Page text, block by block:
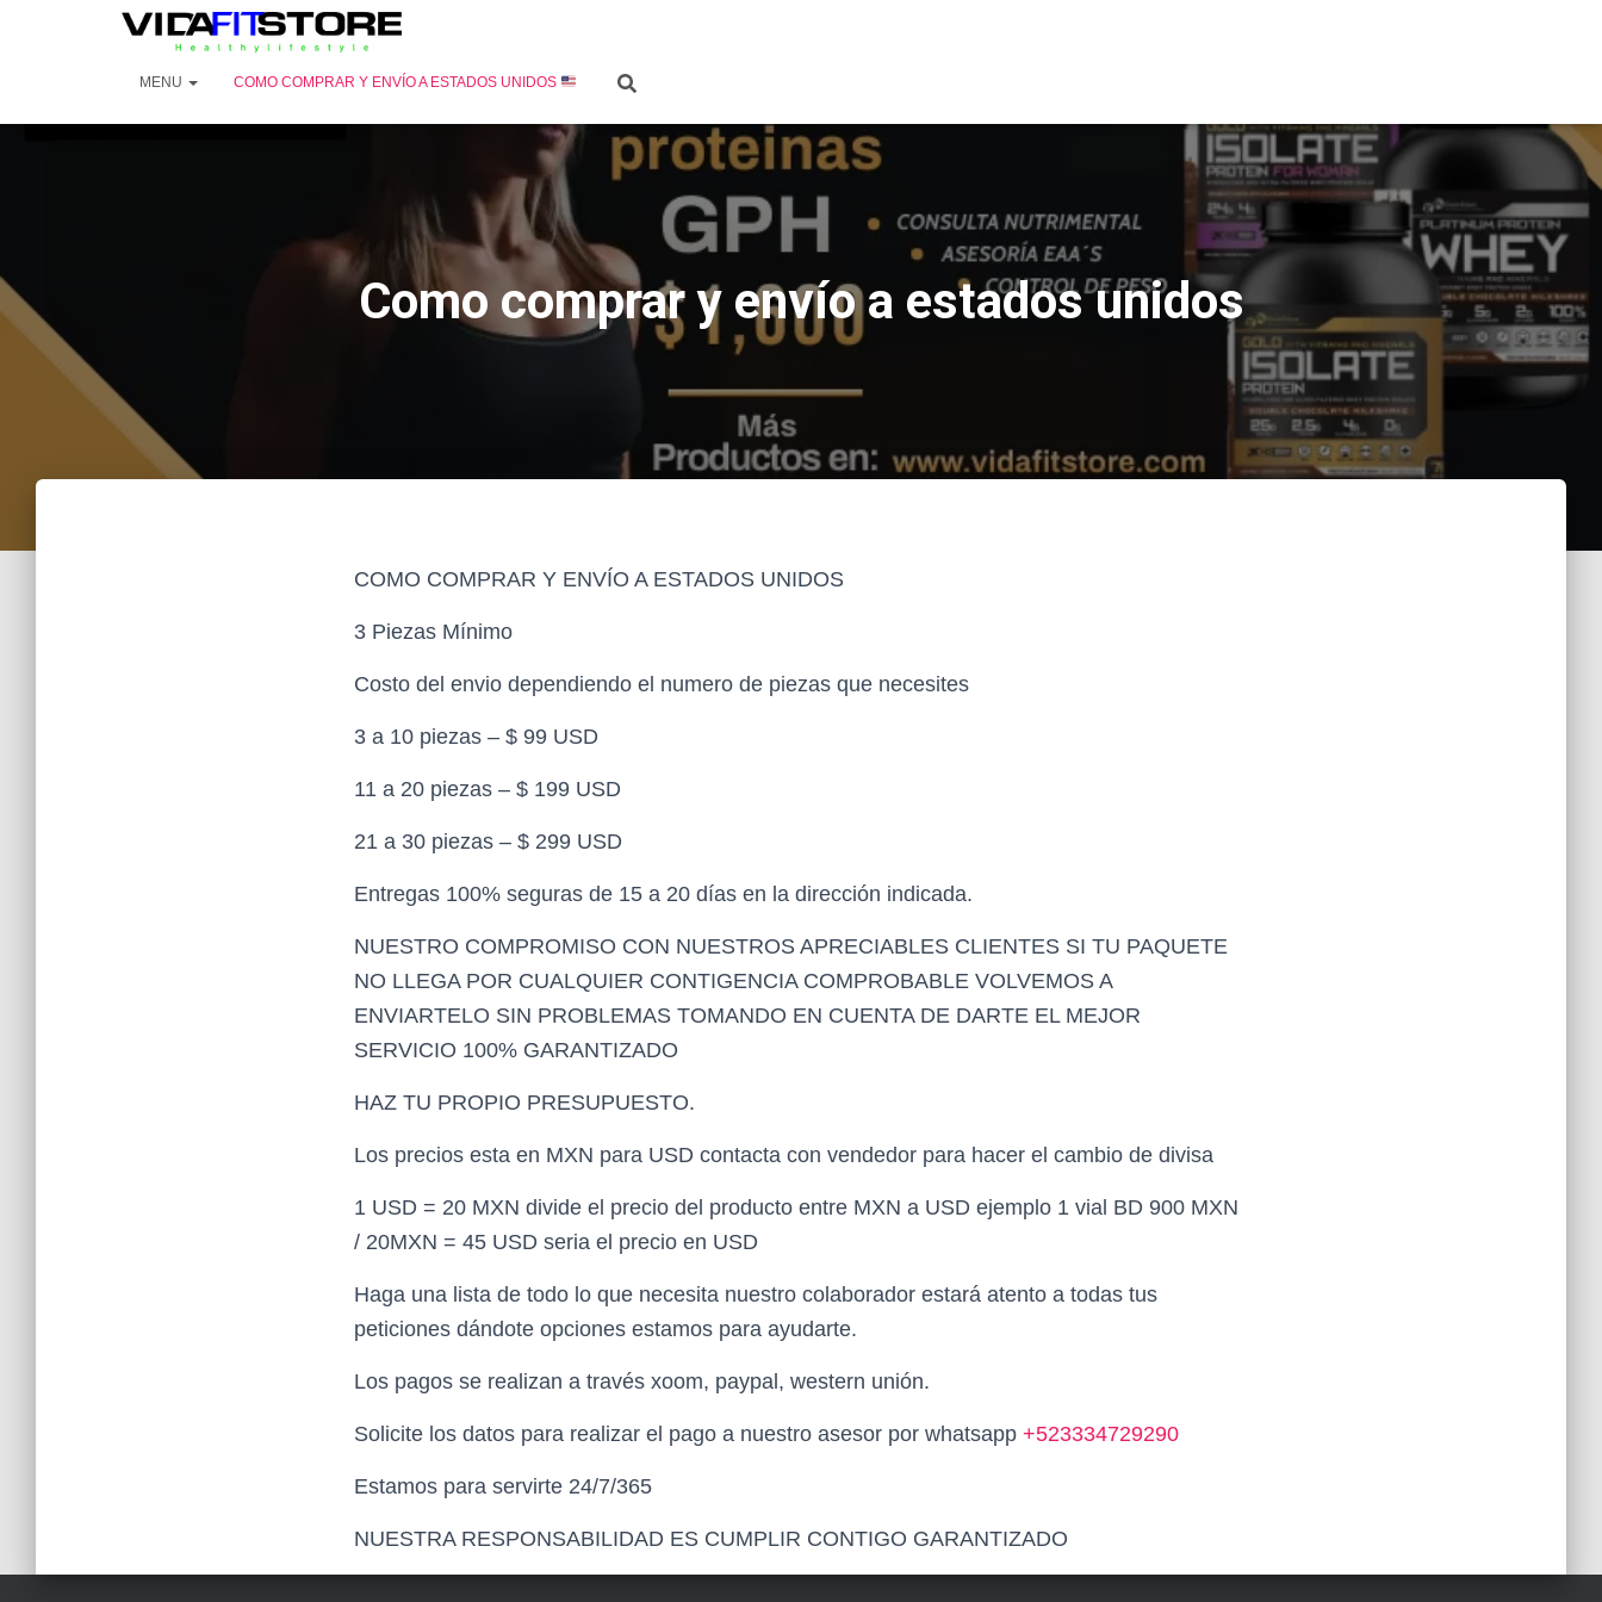
MENU COMO COMPRAR Y ENVÍO A ESTADOS UNIDOS
Como comprar y envío a estados unidos
COMO COMPRAR Y ENVÍO A ESTADOS UNIDOS
3 Piezas Mínimo
Costo del envio dependiendo el numero de piezas que necesites
3 a 10 piezas – $ 99 USD
11 a 20 piezas – $ 199 USD
21 a 30 piezas – $ 299 USD
Entregas 100% seguras de 15 a 20 días en la dirección indicada.
NUESTRO COMPROMISO CON NUESTROS APRECIABLES CLIENTES SI TU PAQUETE
NO LLEGA POR CUALQUIER CONTIGENCIA COMPROBABLE VOLVEMOS A
ENVIARTELO SIN PROBLEMAS TOMANDO EN CUENTA DE DARTE EL MEJOR
SERVICIO 100% GARANTIZADO
HAZ TU PROPIO PRESUPUESTO.
Los precios esta en MXN para USD contacta con vendedor para hacer el cambio de divisa
1 USD = 20 MXN divide el precio del producto entre MXN a USD ejemplo 1 vial BD 900 MXN
/ 20MXN = 45 USD seria el precio en USD
Haga una lista de todo lo que necesita nuestro colaborador estará atento a todas tus
peticiones dándote opciones estamos para ayudarte.
Los pagos se realizan a través xoom, paypal, western unión.
Solicite los datos para realizar el pago a nuestro asesor por whatsapp +523334729290
Estamos para servirte 24/7/365
NUESTRA RESPONSABILIDAD ES CUMPLIR CONTIGO GARANTIZADO